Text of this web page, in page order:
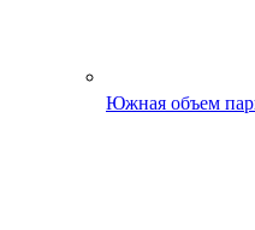
Южная объем